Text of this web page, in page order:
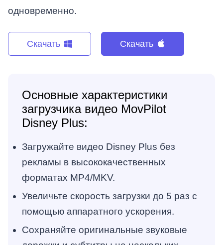
одновременно.
Скачать Скачать
Основные характеристики
загрузчика видео MovPilot
Disney Plus:
Загружайте видео Disney Plus без
рекламы в высококачественных
форматах MP4/MKV.
Увеличьте скорость загрузки до 5 раз с
помощью аппаратного ускорения.
Сохраняйте оригинальные звуковые